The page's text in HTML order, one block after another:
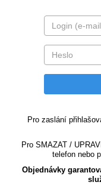
Pro zaslání
Pro SMAZAT /
telefon nebo
Objednávky